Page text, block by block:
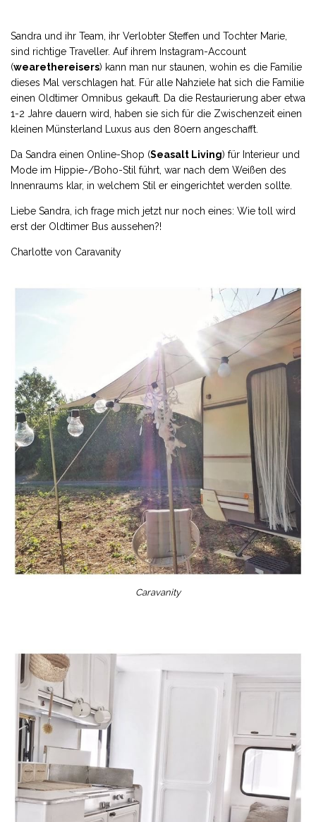
Sandra und ihr Team, ihr Verlobter Steffen und Tochter Marie,
sind richtige Traveller. Auf ihrem Instagram-Account
(wearethereisers) kann man nur staunen, wohin es die Familie
dieses Mal verschlagen hat. Für alle Nahziele hat sich die Familie
einen Oldtimer Omnibus gekauft. Da die Restaurierung aber etwa
1-2 Jahre dauern wird, haben sie sich für die Zwischenzeit einen
kleinen Münsterland Luxus aus den 80ern angeschafft.
Da Sandra einen Online-Shop (Seasalt Living) für Interieur und
Mode im Hippie-/Boho-Stil führt, war nach dem Weißen des
Innenraums klar, in welchem Stil er eingerichtet werden sollte.
Liebe Sandra, ich frage mich jetzt nur noch eines: Wie toll wird
erst der Oldtimer Bus aussehen?!
Charlotte von Caravanity
Caravanity